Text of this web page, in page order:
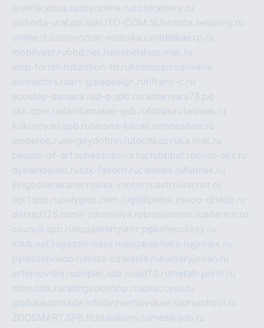
analitikaplus.ruspyonline.ruzosikamery.ru
sloboda-ural.pp.ruAUTO-COM.SU hohota.net alimy.ru
online-z.comaromat-vostoka.ruotdelkaexp.ru
mobilvest.rubbd.net.ru mebelshop.msk.ru
smp-forum.rubastion-td.rukosmoscreative.ru
avrmotors.ruart-galadesign.rutiffany-c.ru
ecostep-samara.rud-p.spb.ru галактика73.рф
sko.com.rudavitamebel-spb.rufotsis.rutesiaes.ru
kokoroyari.spb.rublesna-kazan.ru mossilver.ru
lenderoq.rusergeydobrin.rutochkazvuka.msk.ru
people-of-art.rubezzubova.ruclubtibet.ruorior-aks.ru
dynamoauto.ruszk-favorit.rucarlines.ruflatnsk.ru
kingbolenskaner.rualex-motor.ruastroline.net.ru
act1.spb.rupolyglot.com.rugidlipetsk.ruooo-driada.ru
detsad125.ru mir-zdoroviya.rubruslanovo.rusiterem.ru
council.spb.ruлодкипатриот.рфkafekolizey.ru
iclub.net.rugazon-easy.rusugarepilekb.rugrinox.ru
pylesostineco.ru msts-ozarenie.rukameryjooan.ru
artemovskij.rudopler.spb.ruaid70.ru metall-perm.ru
ndm.msk.ru ratingzooshop.ruapiaccess.ru
globalautotrade.info bezverhovskoe.rudrsschool.ru
ZOOSMART.SPB.RUdalakony.ru medikijob.ru